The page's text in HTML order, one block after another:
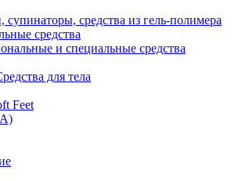
средства из гель-полимера
средства
и специальные средства
для тела
Feet